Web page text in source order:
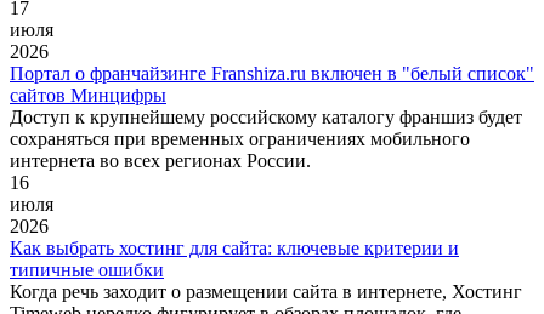
17
июля
2026
Портал о франчайзинге Franshiza.ru включен в "белый список"
сайтов Минцифры
Доступ к крупнейшему российскому каталогу франшиз будет
сохраняться при временных ограничениях мобильного
интернета во всех регионах России.
16
июля
2026
Как выбрать хостинг для сайта: ключевые критерии и
типичные ошибки
Когда речь заходит о размещении сайта в интернете, Хостинг